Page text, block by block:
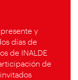
y
días de
de INALDE
de